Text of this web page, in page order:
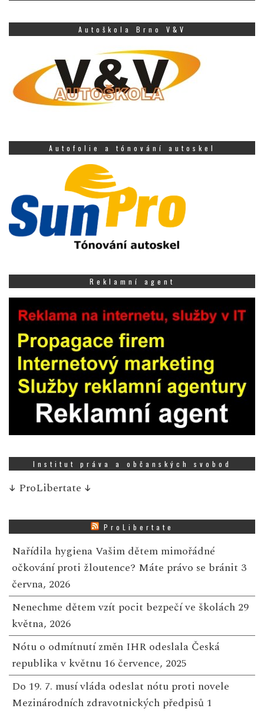
Autoškola Brno V&V
Autofolie a tónování autoskel
Reklamní agent
Institut práva a občanských svobod
↓ ProLibertate ↓
ProLibertate
Nařídila hygiena Vašim dětem mimořádné
očkování proti žloutence? Máte právo se bránit 3
června, 2026
Nenechme dětem vzít pocit bezpečí ve školách 29
května, 2026
Nótu o odmítnutí změn IHR odeslala Česká
republika v květnu 16 července, 2025
Do 19. 7. musí vláda odeslat nótu proti novele
Mezinárodních zdravotnických předpisů 1